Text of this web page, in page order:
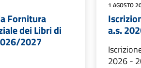
Fornitura
dei Libri di
2027
1 AGOSTO
a.s.
2026 -